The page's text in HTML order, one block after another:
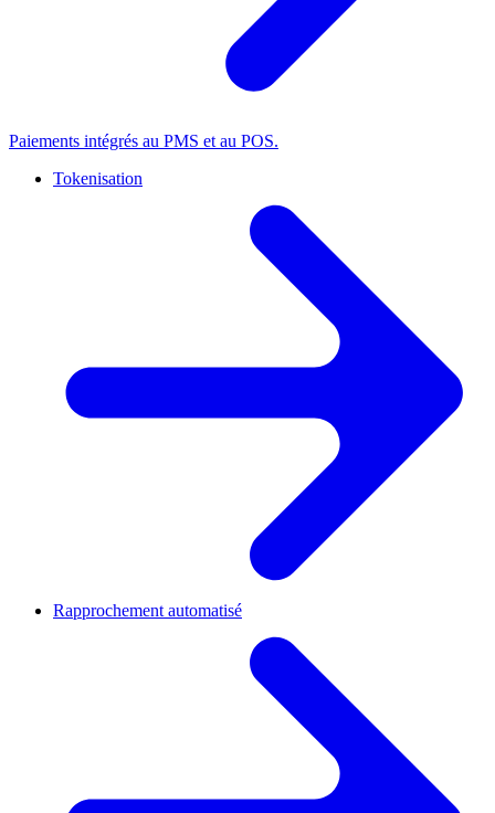
Paiements intégrés au PMS et au POS.
Tokenisation
Rapprochement automatisé